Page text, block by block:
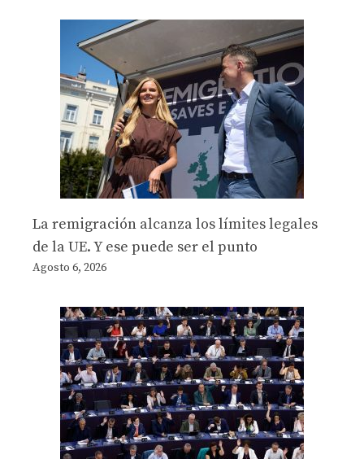
La remigración alcanza los límites legales
de la UE. Y ese puede ser el punto
Agosto 6, 2026